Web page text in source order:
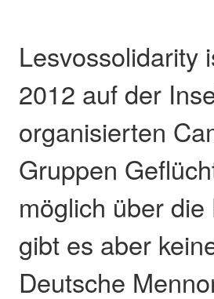
Lesvossolidarity
2012 auf der
organisierten
Gruppen
möglich über
gibt es aber
Deutsche